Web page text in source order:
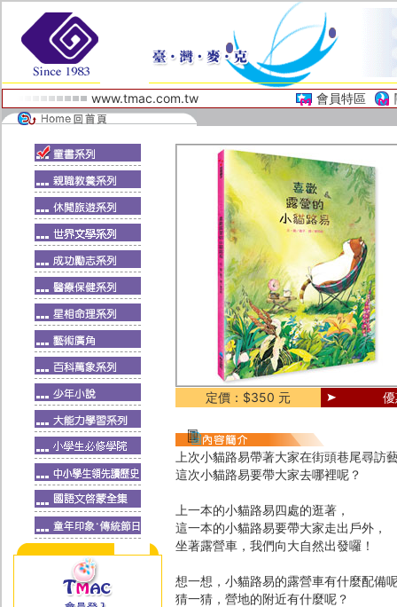
www.tmac.com.tw 會員特區
定價：$350 元
上次小貓路易帶著大家在街頭巷尾尋訪
這次小貓路易要帶大家去哪裡呢？
上一本的小貓路易四處的逛著，
這一本的小貓路易要帶大家走出戶外，
坐著露營車，我們向大自然出發囉！
想一想，小貓路易的露營車有什麼配備
猜一猜，營地的附近有什麼呢？